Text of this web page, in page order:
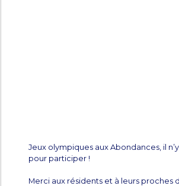
Jeux olympiques aux Abondances, il
pour participer !
Merci aux résidents et à leurs proches